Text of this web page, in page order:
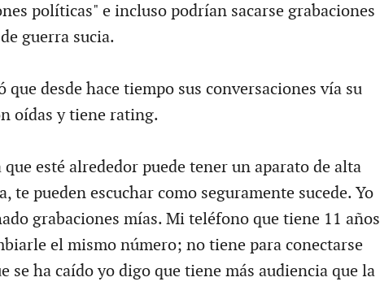
políticas" e incluso podrían sacarse grabaciones
guerra sucia.
que desde hace tiempo sus conversaciones vía su
oídas y tiene rating.
que esté alrededor puede tener un aparato de alta
te pueden escuchar como seguramente sucede. Yo
grabaciones mías. Mi teléfono que tiene 11 años
el mismo número; no tiene para conectarse
se ha caído yo digo que tiene más audiencia que la